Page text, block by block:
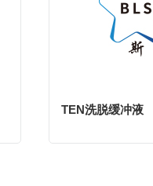
TEN洗脱缓冲液